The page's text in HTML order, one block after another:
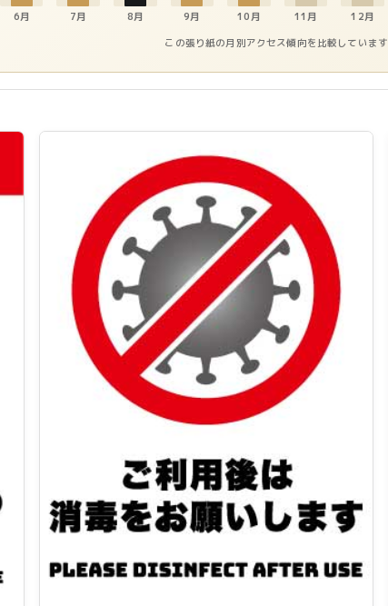
6月 7月 8月 9月 10月 11月 12月
この張り紙の月別アクセス傾向を比較しています